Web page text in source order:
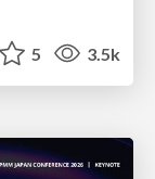
5 3.5k